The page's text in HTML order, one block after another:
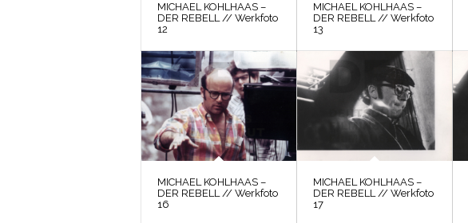
MICHAEL KOHLHAAS –
DER REBELL // Werkfoto
12
MICHAEL KOHLHAAS –
DER REBELL // Werkfoto
13
MICHAEL KOHLHAAS –
DER REBELL // Werkfoto
16
MICHAEL KOHLHAAS –
DER REBELL // Werkfoto
17